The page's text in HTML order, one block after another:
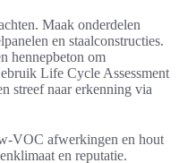
Maak onderdelen
en staalconstructies.
hennepbeton om
Life Cycle Assessment
streef naar erkenning via
VOC afwerkingen en hout
en reputatie.